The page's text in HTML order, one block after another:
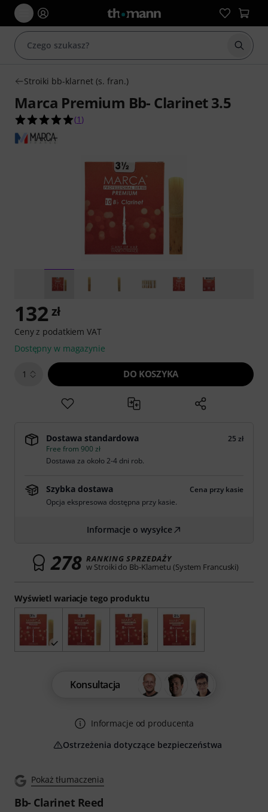
Stroiki bb-klarnet (s. fran.)
Marca Premium Bb- Clarinet 3.5
5.0 na 5 gwiazdek z 1 ocen klientów
(1 )
Pokaż tłumaczenia
Bb- Clarinet Reed
Wyświetl wariacje tego produktu
132 zł
Ceny z podatkiem VAT
Dostępny w magazynie
1 DO KOSZYKA
Dostawa standardowa
25 zł
Free from 900 zł
Dostawa za około 2-4 dni rob.
Szybka dostawa
Cena przy kasie
Opcja ekspresowa dostępna przy kasie.
Informacje o wysyłce
278 RANKING SPRZEDAŻY
w Stroiki do Bb-Klarnetu (System Francuski)
Konsultacja
Informacje od producenta
Ostrzeżenia dotyczące bezpieczeństwa